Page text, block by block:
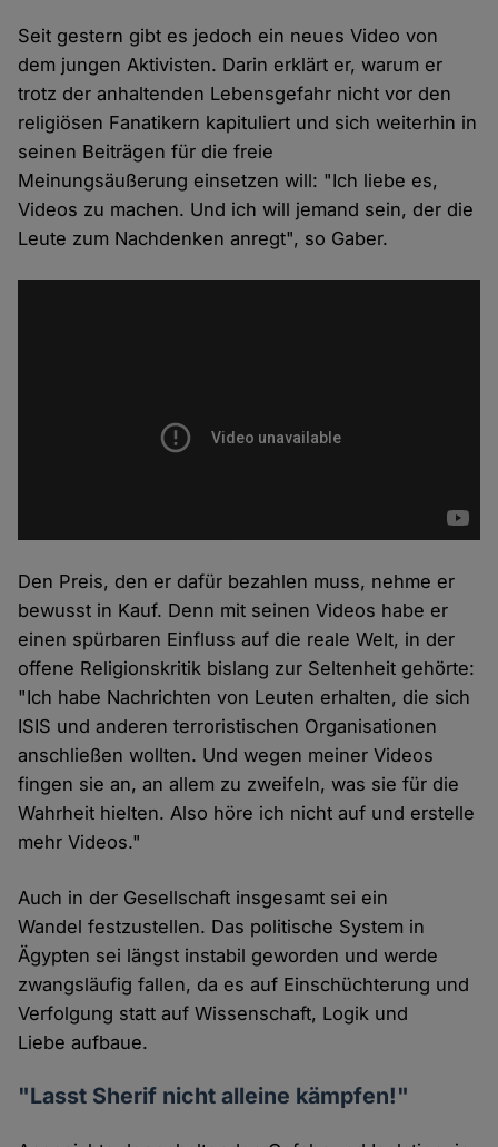
Seit gestern gibt es jedoch ein neues Video von
dem jungen Aktivisten. Darin erklärt er, warum er
trotz der anhaltenden Lebensgefahr nicht vor den
religiösen Fanatikern kapituliert und sich weiterhin in
seinen Beiträgen für die freie
Meinungsäußerung einsetzen will: "Ich liebe es,
Videos zu machen. Und ich will jemand sein, der die
Leute zum Nachdenken anregt", so Gaber.
Den Preis, den er dafür bezahlen muss, nehme er
bewusst in Kauf. Denn mit seinen Videos habe er
einen spürbaren Einfluss auf die reale Welt, in der
offene Religionskritik bislang zur Seltenheit gehörte:
"Ich habe Nachrichten von Leuten erhalten, die sich
ISIS und anderen terroristischen Organisationen
anschließen wollten. Und wegen meiner Videos
fingen sie an, an allem zu zweifeln, was sie für die
Wahrheit hielten. Also höre ich nicht auf und erstelle
mehr Videos."
Auch in der Gesellschaft insgesamt sei ein
Wandel festzustellen. Das politische System in
Ägypten sei längst instabil geworden und werde
zwangsläufig fallen, da es auf Einschüchterung und
Verfolgung statt auf Wissenschaft, Logik und
Liebe aufbaue.
"Lasst Sherif nicht alleine kämpfen!"​